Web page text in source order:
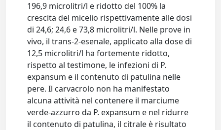
196,9 microlitri/l e ridotto del 100% la
crescita del micelio rispettivamente alle dosi
di 24,6; 24,6 e 73,8 microlitri/l. Nelle prove in
vivo, il trans-2-esenale, applicato alla dose di
12,5 microlitri/l ha fortemente ridotto,
rispetto al testimone, le infezioni di P.
expansum e il contenuto di patulina nelle
pere. Il carvacrolo non ha manifestato
alcuna attività nel contenere il marciume
verde-azzurro da P. expansum e nel ridurre
il contenuto di patulina, il citrale è risultato